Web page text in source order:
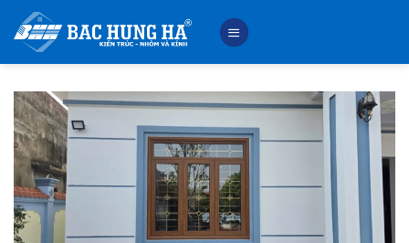
content